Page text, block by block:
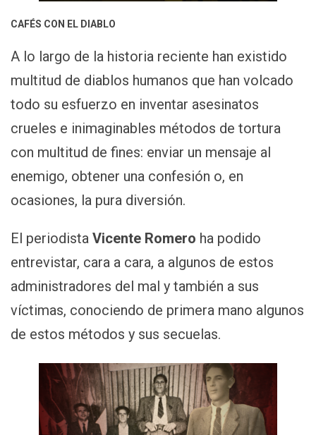
CAFÉS CON EL DIABLO
A lo largo de la historia reciente han existido
multitud de diablos humanos que han volcado
todo su esfuerzo en inventar asesinatos
crueles e inimaginables métodos de tortura
con multitud de fines: enviar un mensaje al
enemigo, obtener una confesión o, en
ocasiones, la pura diversión.
El periodista Vicente Romero ha podido
entrevistar, cara a cara, a algunos de estos
administradores del mal y también a sus
víctimas, conociendo de primera mano algunos
de estos métodos y sus secuelas.